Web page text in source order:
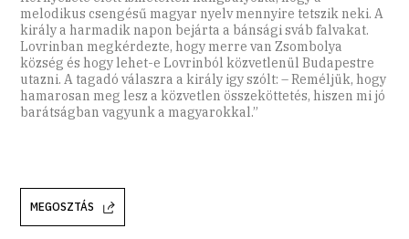
melodikus csengésű magyar nyelv mennyire tetszik neki. A
király a harmadik napon bejárta a bánsági sváb falvakat.
Lovrinban megkérdezte, hogy merre van Zsombolya
község és hogy lehet-e Lovrinból közvetlenül Budapestre
utazni. A tagadó válaszra a király igy szólt: – Reméljük, hogy
hamarosan meg lesz a közvetlen összeköttetés, hiszen mi jó
barátságban vagyunk a magyarokkal.”
MEGOSZTÁS